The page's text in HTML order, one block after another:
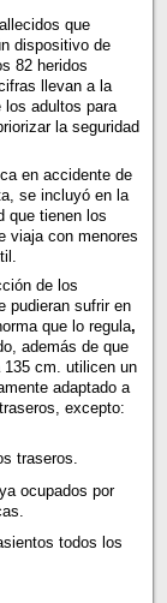
que
dispositivo de
82 heridos
llevan a la
los adultos para
la seguridad
en accidente de
se incluyó en la
que tienen los
viaja con menores
de los
pudieran sufrir en
que lo regula,
además de que
135 cm. utilicen un
adaptado a
excepto:
traseros.
ocupados por
todos los